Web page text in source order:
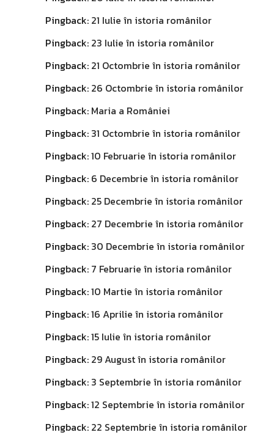
Pingback: 21 Iulie în istoria românilor
Pingback: 23 Iulie în istoria românilor
Pingback: 21 Octombrie în istoria românilor
Pingback: 26 Octombrie în istoria românilor
Pingback: Maria a României
Pingback: 31 Octombrie în istoria românilor
Pingback:10 Februarie în istoria românilor
Pingback: 6 Decembrie în istoria românilor
Pingback: 25 Decembrie în istoria românilor
Pingback: 27 Decembrie în istoria românilor
Pingback: 30 Decembrie în istoria românilor
Pingback: 7 Februarie în istoria românilor
Pingback:10 Martie în istoria românilor
Pingback:16 Aprilie în istoria românilor
Pingback:15 Iulie în istoria românilor
Pingback: 29 August în istoria românilor
Pingback: 3 Septembrie în istoria românilor
Pingback:12 Septembrie în istoria românilor
Pingback: 22 Septembrie în istoria românilor